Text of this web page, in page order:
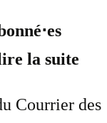
la suite
Courrier des